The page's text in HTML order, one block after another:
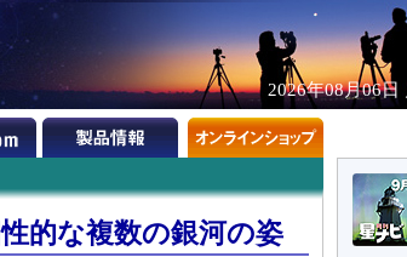
2026年08月06日
的な複数の銀河の姿